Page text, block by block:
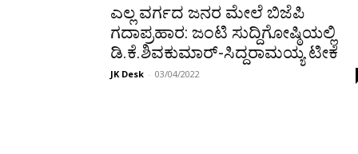
ಎಲ್ಲ ವರ್ಗದ ಜನರ ಮೇಲೆ ಬಿಜೆಪಿ
ಗದಾಪ್ರಹಾರ: ಜಂಟಿ ಸುದ್ದಿಗೋಷ್ಠಿಯಲ್ಲಿ
ಡಿ.ಕೆ.ಶಿವಕುಮಾರ್-ಸಿದ್ದರಾಮಯ್ಯ ಟೀಕೆ
JK Desk - 03/04/2022